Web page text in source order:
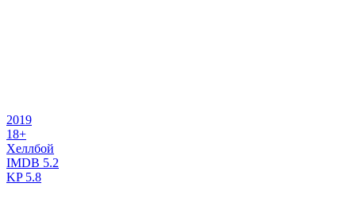
2019
18+
Хеллбой
IMDB 5.2
KP5.8